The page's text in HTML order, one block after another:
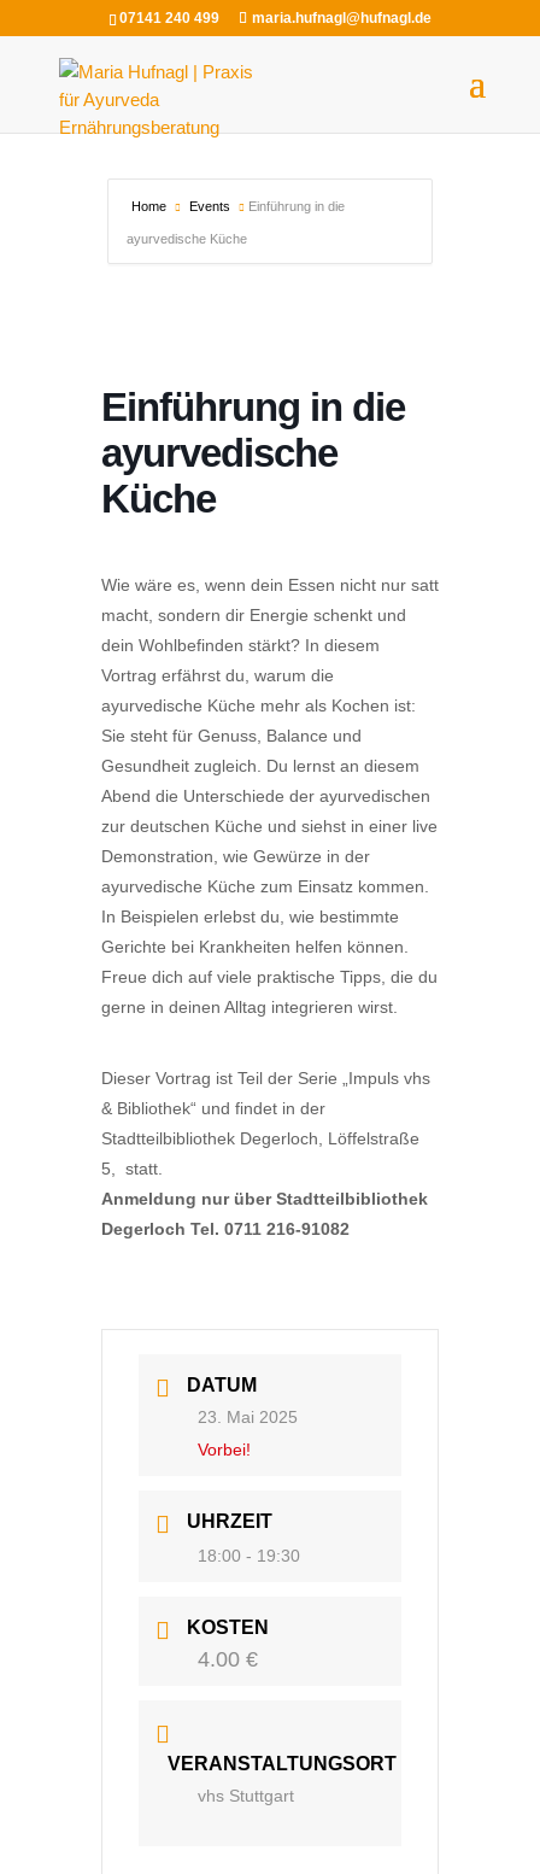
07141 240 499 maria.hufnagl@hufnagl.de
Home Events Einführung in die
ayurvedische Küche
Einführung in die
ayurvedische
Küche
Wie wäre es, wenn dein Essen nicht nur satt
macht, sondern dir Energie schenkt und
dein Wohlbefinden stärkt? In diesem
Vortrag erfährst du, warum die
ayurvedische Küche mehr als Kochen ist:
Sie steht für Genuss, Balance und
Gesundheit zugleich. Du lernst an diesem
Abend die Unterschiede der ayurvedischen
zur deutschen Küche und siehst in einer live
Demonstration, wie Gewürze in der
ayurvedische Küche zum Einsatz kommen.
In Beispielen erlebst du, wie bestimmte
Gerichte bei Krankheiten helfen können.
Freue dich auf viele praktische Tipps, die du
gerne in deinen Alltag integrieren wirst.
Dieser Vortrag ist Teil der Serie „Impuls vhs
& Bibliothek“ und findet in der
Stadtteilbibliothek Degerloch, Löffelstraße
5, statt.
Anmeldung nur über Stadtteilbibliothek
Degerloch Tel. 0711 216-91082
DATUM
23. Mai 2025
Vorbei!
UHRZEIT
18:00 - 19:30
KOSTEN
4.00 €
VERANSTALTUNGSORT
vhs Stuttgart